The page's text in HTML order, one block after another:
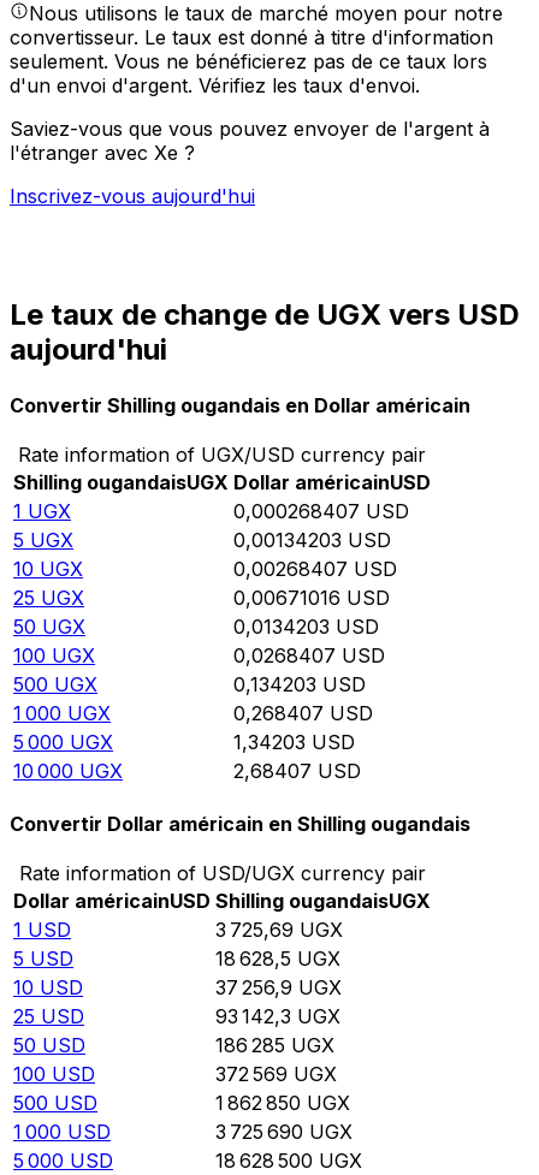
Nous utilisons le taux de marché moyen pour notre
convertisseur. Le taux est donné à titre d'information
seulement. Vous ne bénéficierez pas de ce taux lors
d'un envoi d'argent. Vérifiez les taux d'envoi.
Saviez-vous que vous pouvez envoyer de l'argent à
l'étranger avec Xe ?
Inscrivez-vous aujourd'hui
Le taux de change de UGX vers USD
aujourd'hui
Convertir Shilling ougandais en Dollar américain
Rate information of UGX/USD currency pair
Shilling ougandaisUGX Dollar américainUSD
1 UGX 0,000268407 USD
5 UGX 0,00134203 USD
10 UGX 0,00268407 USD
25 UGX 0,00671016 USD
50 UGX 0,0134203 USD
100 UGX 0,0268407 USD
500 UGX 0,134203 USD
1 000 UGX 0,268407 USD
5 000 UGX 1,34203 USD
10 000 UGX 2,68407 USD
Convertir Dollar américain en Shilling ougandais
Rate information of USD/UGX currency pair
Dollar américainUSD Shilling ougandaisUGX
1 USD 3 725,69 UGX
5 USD 18 628,5 UGX
10 USD 37 256,9 UGX
25 USD 93 142,3 UGX
50 USD 186 285 UGX
100 USD 372 569 UGX
500 USD 1 862 850 UGX
1 000 USD 3 725 690 UGX
5 000 USD 18 628 500 UGX